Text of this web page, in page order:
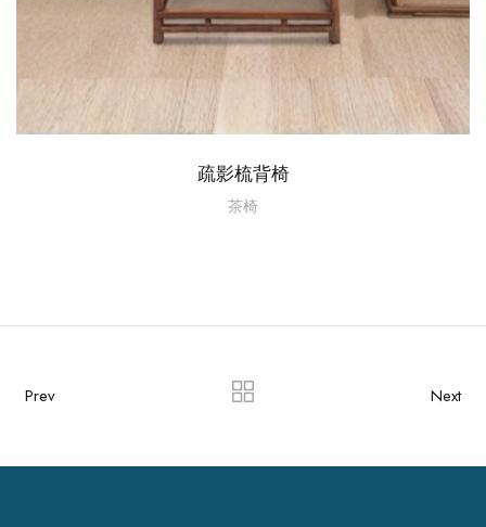
疏影梳背椅
茶椅
Prev Next